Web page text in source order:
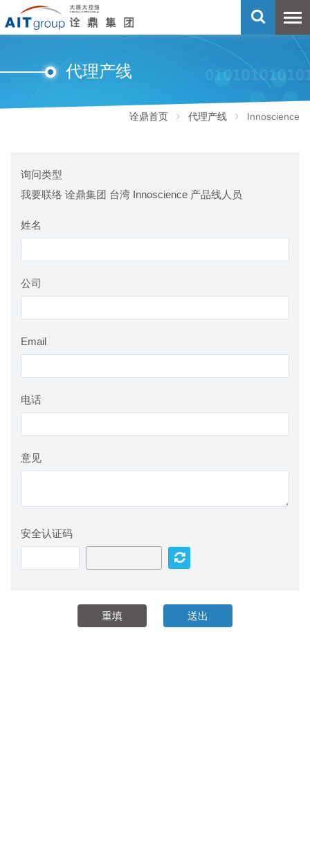
代理产线
诠鼎首页 代理产线 Innoscience
询问类型
我要联络 诠鼎集团 台湾 Innoscience 产品线人员
姓名
公司
Email
电话
意见
安全认证码